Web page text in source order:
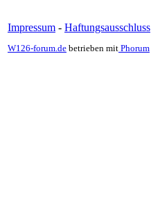
Impressum - Haftungsausschluss
W126-forum.de betrieben mit Phorum